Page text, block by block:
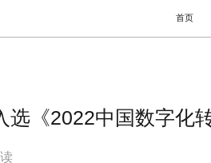
首页
深度
云听CEM
3C数码
加入我们
《2022中国数字化